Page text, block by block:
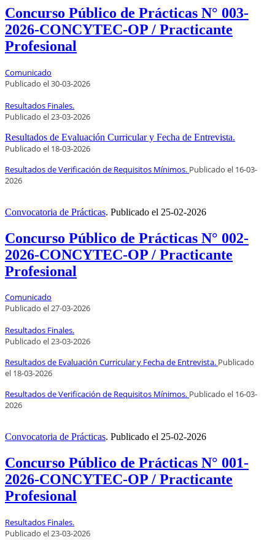
Concurso Público de Prácticas N° 003-
2026-CONCYTEC-OP / Practicante
Profesional
Comunicado
Publicado el30-03-2026
Resultados Finales.
Publicado el23-03-2026
Resultados de Evaluación Curricular y Fecha de Entrevista.
Publicado el 18-03-2026
Resultados de Verificación de Requisitos Mínimos. Publicado el 16-03-
2026
Convocatoria de Prácticas. Publicado el 25-02-2026
Concurso Público de Prácticas N° 002-
2026-CONCYTEC-OP / Practicante
Profesional
Comunicado
Publicado el27-03-2026
Resultados Finales.
Publicado el23-03-2026
Resultados de Evaluación Curricular y Fecha de Entrevista. Publicado
el 18-03-2026
Resultados de Verificación de Requisitos Mínimos. Publicado el 16-03-
2026
Convocatoria de Prácticas. Publicado el 25-02-2026
Concurso Público de Prácticas N° 001-
2026-CONCYTEC-OP / Practicante
Profesional
Resultados Finales.
Publicado el23-03-2026